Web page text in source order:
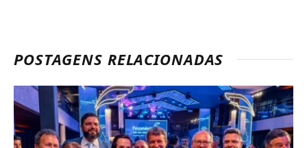
POSTAGENS RELACIONADAS